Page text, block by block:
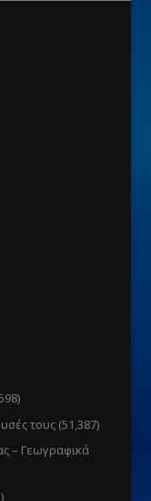
τους (51,387)
– Γεωγραφικά